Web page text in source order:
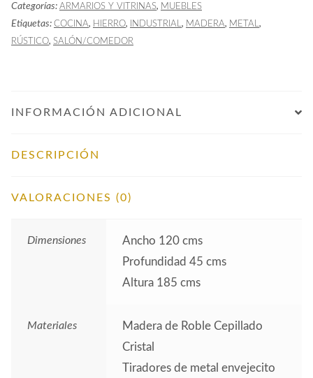
Categorías: ARMARIOS Y VITRINAS, MUEBLES
Etiquetas: COCINA, HIERRO, INDUSTRIAL , MADERA, METAL ,
RÚSTICO, SALÓN/COMEDOR
INFORMACIÓN ADICIONAL
DESCRIPCIÓN
VALORACIONES (0)
Dimensiones
Ancho 120 cms
Profundidad 45 cms
Altura 185 cms
Materiales
Madera de Roble Cepillado
Cristal
Tiradores de metal envejecito